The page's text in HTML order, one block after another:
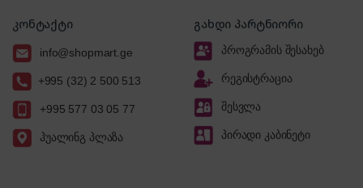
კონტაქტი
info@shopmart.ge
+995 (32) 2 500 513
+995 577 03 05 77
ჰუალინგ პლაზა
გახდი პარტნიორი
პროგრამის შესახებ
რეგისტრაცია
შესვლა
პირადი კაბინეტი